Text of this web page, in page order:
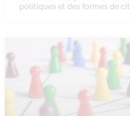
politiques et des formes de